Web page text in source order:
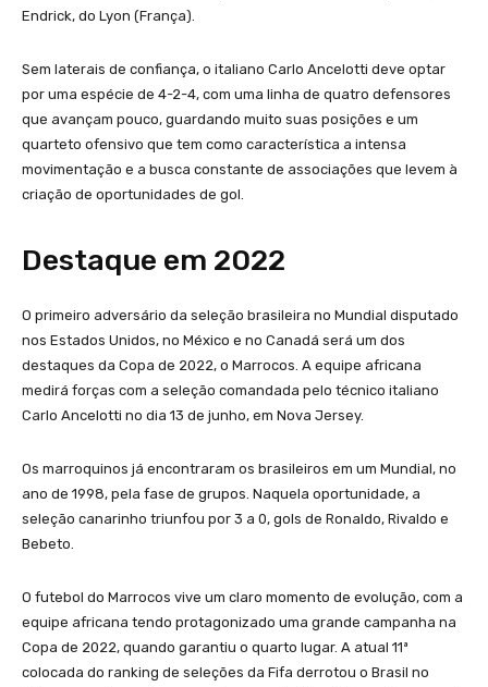
Endrick, do Lyon (França).
Sem laterais de confiança, o italiano Carlo Ancelotti deve optar
por uma espécie de 4-2-4, com uma linha de quatro defensores
que avançam pouco, guardando muito suas posições e um
quarteto ofensivo que tem como característica a intensa
movimentação e a busca constante de associações que levem à
criação de oportunidades de gol.
Destaque em 2022
O primeiro adversário da seleção brasileira no Mundial disputado
nos Estados Unidos, no México e no Canadá será um dos
destaques da Copa de 2022, o Marrocos. A equipe africana
medirá forças com a seleção comandada pelo técnico italiano
Carlo Ancelotti no dia 13 de junho, em Nova Jersey.
Os marroquinos já encontraram os brasileiros em um Mundial, no
ano de 1998, pela fase de grupos. Naquela oportunidade, a
seleção canarinho triunfou por 3 a 0, gols de Ronaldo, Rivaldo e
Bebeto.
O futebol do Marrocos vive um claro momento de evolução, com a
equipe africana tendo protagonizado uma grande campanha na
Copa de 2022, quando garantiu o quarto lugar. A atual 11ª
colocada do ranking de seleções da Fifa derrotou o Brasil no